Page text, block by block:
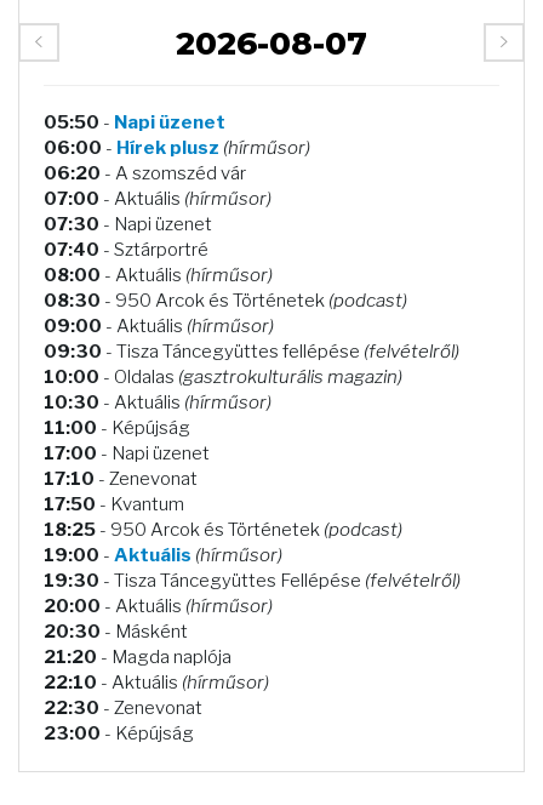
2026-08-07
05:50 - Napi üzenet
06:00 - Hírek plusz (hírműsor)
06:20 - A szomszéd vár
07:00 - Aktuális (hírműsor)
07:30 - Napi üzenet
07:40 - Sztárportré
08:00 - Aktuális (hírműsor)
08:30 - 950 Arcok és Történetek (podcast)
09:00 - Aktuális (hírműsor)
09:30 - Tisza Táncegyüttes fellépése (felvételről)
10:00 - Oldalas (gasztrokulturális magazin)
10:30 - Aktuális (hírműsor)
11:00 - Képújság
17:00 - Napi üzenet
17:10 - Zenevonat
17:50 - Kvantum
18:25 - 950 Arcok és Történetek (podcast)
19:00 - Aktuális (hírműsor)
19:30 - Tisza Táncegyüttes Fellépése (felvételről)
20:00 - Aktuális (hírműsor)
20:30 - Másként
21:20 - Magda naplója
22:10 - Aktuális (hírműsor)
22:30 - Zenevonat
23:00 - Képújság